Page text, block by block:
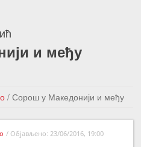
и међу
/ Сорош у Македонији и међу
вест
Следећа вест →
/ Објављено: 23/06/2016, 19:00